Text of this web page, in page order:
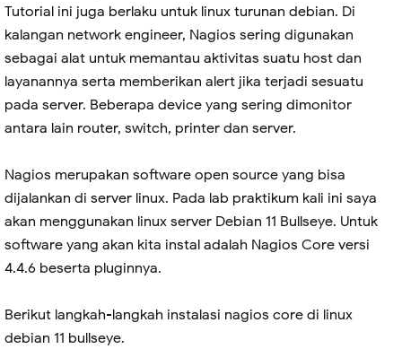
Tutorial ini juga berlaku untuk linux turunan debian. Di
kalangan network engineer, Nagios sering digunakan
sebagai alat untuk memantau aktivitas suatu host dan
layanannya serta memberikan alert jika terjadi sesuatu
pada server. Beberapa device yang sering dimonitor
antara lain router, switch, printer dan server.
Nagios merupakan software open source yang bisa
dijalankan di server linux. Pada lab praktikum kali ini saya
akan menggunakan linux server Debian 11 Bullseye. Untuk
software yang akan kita instal adalah Nagios Core versi
4.4.6 beserta pluginnya.
Berikut langkah-langkah instalasi nagios core di linux
debian 11 bullseye.